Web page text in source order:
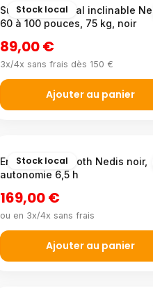
Stock local
Support TV mural inclinable
60 à 100 pouces, 75 kg, noir
89,00 €
3x/4x sans frais dès 150 €
Ajouter au panier
Stock local
Enceinte Bluetooth Nedis noir,
autonomie 6,5 h
169,00 €
ou en 3x/4x sans frais
Ajouter au panier